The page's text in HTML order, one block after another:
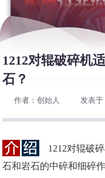
1212对辊破碎机
石？
作者：创始人 发表于
1212对辊破
石和岩石的中碎和细碎